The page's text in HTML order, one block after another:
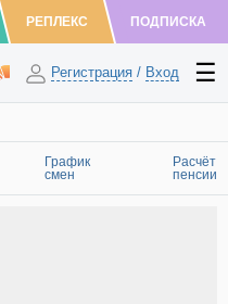
РЕПЛЕКС ПОДПИСКА
Регистрация / Вход
График
смен
Расчёт
пенсии